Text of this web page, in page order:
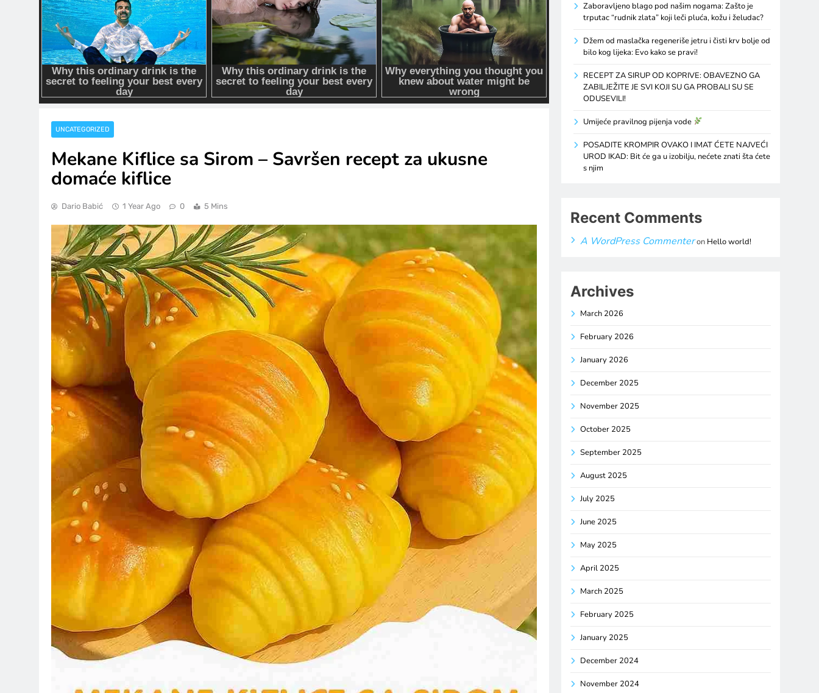
UNCATEGORIZED
Mekane Kiflice sa Sirom – Savršen recept za ukusne
domaće kiflice
Dario Babić 1 Year Ago 0 5 Mins
Zaboravljeno blago pod našim nogama: Zašto je
trputac “rudnik zlata” koji leči pluća, kožu i želudac?
Džem od maslačka regeneriše jetru i čisti krv bolje od
bilo kog lijeka: Evo kako se pravi!
RECEPT ZA SIRUP OD KOPRIVE: OBAVEZNO GA
ZABILJEŽITE JE SVI KOJI SU GA PROBALI SU SE
ODUSEVILI!
Umijeće pravilnog pijenja vode
POSADITE KROMPIR OVAKO I IMAT ĆETE NAJVEĆI
UROD IKAD: Bit će ga u izobilju, nećete znati šta ćete
s njim
Recent Comments
A WordPress Commenteron Hello world!
Archives
March 2026
February 2026
January 2026
December 2025
November 2025
October 2025
September 2025
August 2025
July 2025
June 2025
May 2025
April 2025
March 2025
February 2025
January 2025
December 2024
November 2024